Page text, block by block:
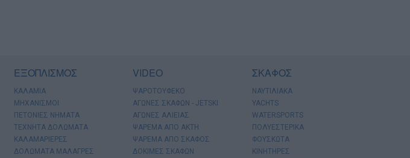
ΕΞΟΠΛΙΣΜΟΣ
ΚΑΛΑΜΙΑ
ΜΗΧΑΝΙΣΜΟΙ
ΠΕΤΟΝΙΕΣ ΝΗΜΑΤΑ
ΤΕΧΝΗΤΑ ΔΟΛΩΜΑΤΑ
ΚΑΛΑΜΑΡΙΕΡΕΣ
ΔΟΛΩΜΑΤΑ ΜΑΛΑΓΡΕΣ
VIDEO
ΨΑΡΟΤΟΥΦΕΚΟ
ΑΓΩΝΕΣ ΣΚΑΦΩΝ - JETSKI
ΑΓΩΝΕΣ ΑΛΙΕΙΑΣ
ΨΑΡΕΜΑ ΑΠΟ ΑΚΤΗ
ΨΑΡΕΜΑ ΑΠΟ ΣΚΑΦΟΣ
ΔΟΚΙΜΕΣ ΣΚΑΦΩΝ
ΣΚΑΦΟΣ
ΝΑΥΤΙΛΙΑΚΑ
YACHTS
WATERSPORTS
ΠΟΛΥΕΣΤΕΡΙΚΑ
ΦΟΥΣΚΩΤΑ
ΚΙΝΗΤΗΡΕΣ